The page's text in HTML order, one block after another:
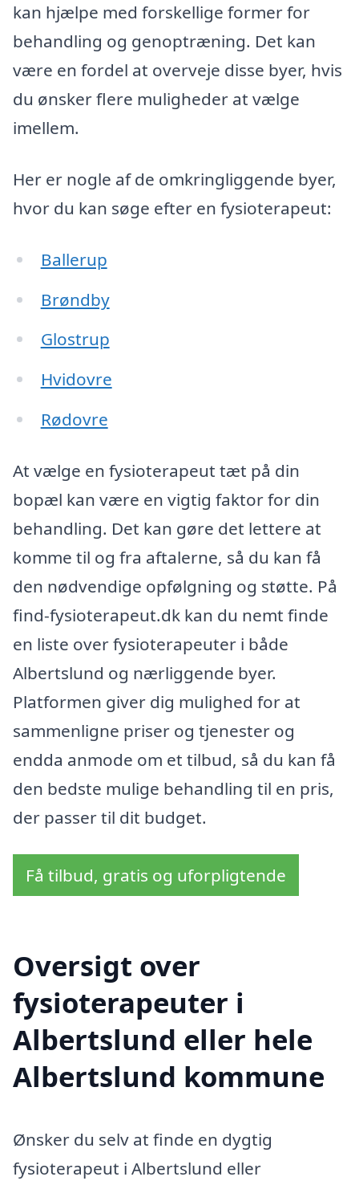
kan hjælpe med forskellige former for
behandling og genoptræning. Det kan
være en fordel at overveje disse byer, hvis
du ønsker flere muligheder at vælge
imellem.
Her er nogle af de omkringliggende byer,
hvor du kan søge efter en fysioterapeut:
Ballerup
Brøndby
Glostrup
Hvidovre
Rødovre
At vælge en fysioterapeut tæt på din
bopæl kan være en vigtig faktor for din
behandling. Det kan gøre det lettere at
komme til og fra aftalerne, så du kan få
den nødvendige opfølgning og støtte. På
find-fysioterapeut.dk kan du nemt finde
en liste over fysioterapeuter i både
Albertslund og nærliggende byer.
Platformen giver dig mulighed for at
sammenligne priser og tjenester og
endda anmode om et tilbud, så du kan få
den bedste mulige behandling til en pris,
der passer til dit budget.
Få tilbud, gratis og uforpligtende
Oversigt over
fysioterapeuter i
Albertslund eller hele
Albertslund kommune
Ønsker du selv at finde en dygtig
fysioterapeut i Albertslund eller